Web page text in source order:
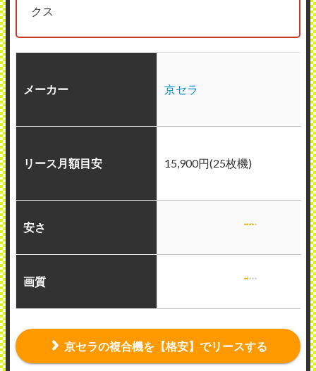
クス
メーカー 京セラ
リース月額目安 15,900円(25枚機)
安さ
画質
京セラの複合機を【格安】でリースする